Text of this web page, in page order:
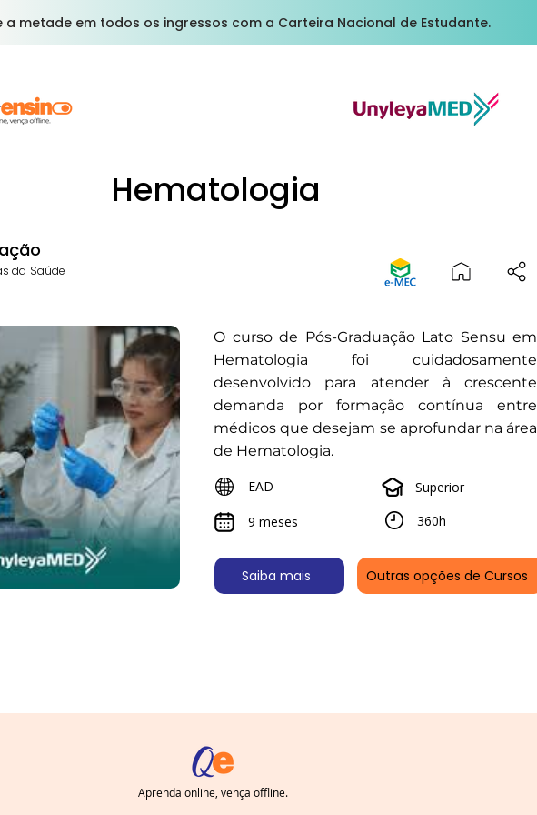
a metade em todos os ingressos com a Carteira Nacional de Estudante.
Hematologia
da Saúde
O curso de Pós-Graduação Lato Sensu em
Hematologia foi cuidadosamente
desenvolvido para atender à crescente
demanda por formação contínua entre
médicos que desejam se aprofundar na área
de Hematologia.
EAD
Superior
9 meses
360h
Saiba mais Outras opções de Cursos
Aprenda online, vença offline.